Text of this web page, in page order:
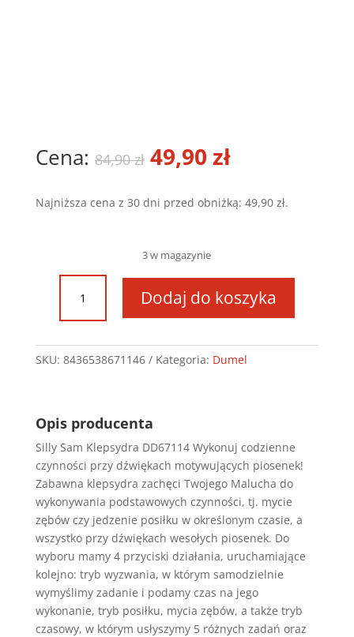
84,90zł Pierwotna
wynosiła:
84,90 zł.
49,90 złAktualna
wynosi:
Najniższa cena z 30 dni przed obniżką: 49,90 zł.
3 w magazynie
ilość
Silly
Sam
-
Dodaj do koszyka
SKU: 8436538671146 Kategoria: Dumel
Opis producenta
Silly Sam Klepsydra DD67114 Wykonuj codzienne
czynności przy dźwiękach motywujących piosenek!
Zabawna klepsydra zachęci Twojego Malucha do
wykonywania podstawowych czynności, tj. mycie
zębów czy jedzenie posiłku w określonym czasie, a
wszystko przy dźwiękach wesołych piosenek. Do
wyboru mamy 4 przyciski działania, uruchamiające
kolejno: tryb wyzwania, w którym samodzielnie
wymyślimy zadanie i podamy czas na jego
wykonanie, tryb posiłku, mycia zębów, a także tryb
czasowy, w którym usłyszymy 5 różnych zadań oraz